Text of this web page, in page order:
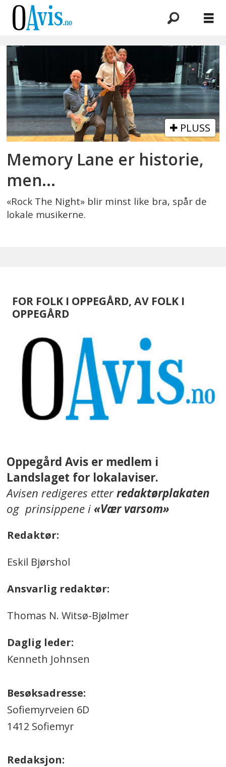
Emne:
80-
tallet
PLUSS
Memory Lane er historie,
men...
«Rock The Night» blir minst like bra, spår de
lokale musikerne.
FOR FOLK I OPPEGÅRD, AV FOLK I
OPPEGÅRD
Oppegård Avis er medlem i
Landslaget for lokalaviser.
Avisen redigeres etterredaktørplakaten
og prinsippene i«Vær varsom»
Redaktør:
Eskil Bjørshol
Ansvarlig redaktør:
Thomas N. Witsø-Bjølmer
Daglig leder:
Kenneth Johnsen
Besøksadresse:
Sofiemyrveien 6D
1412 Sofiemyr
Redaksjon: